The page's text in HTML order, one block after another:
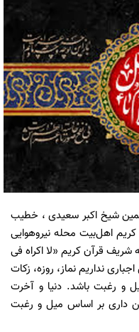
شیخ اکبر سعیدی ، خطیب
اهل‌بیت محله نیروهوایی
شریف قرآن کریم «لا اكراه فی
نداریم نماز، روزه، زکات
و رغبت باشد. دنیا و آخرت
بر اساس میل و رغبت